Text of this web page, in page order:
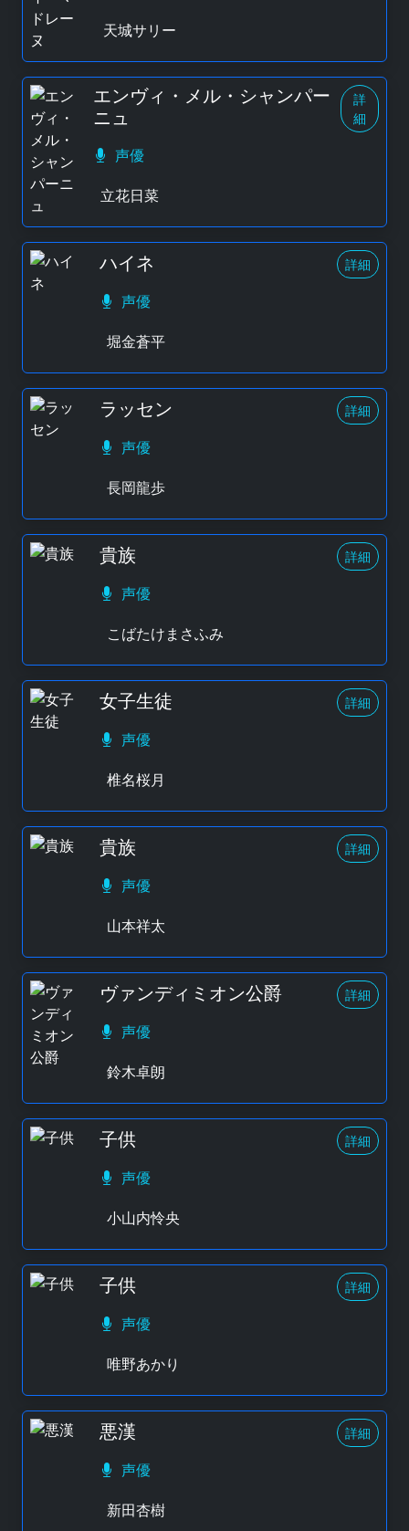
天城サリー
エンヴィ・メル・シャンパー
ニュ
詳
細
声優
立花日菜
ハイネ 詳細
声優
堀金蒼平
ラッセン 詳細
声優
長岡龍歩
貴族 詳細
声優
こばたけまさふみ
女子生徒 詳細
声優
椎名桜月
貴族 詳細
声優
山本祥太
ヴァンディミオン公爵 詳細
声優
鈴木卓朗
子供 詳細
声優
小山内怜央
子供 詳細
声優
唯野あかり
悪漢 詳細
声優
新田杏樹